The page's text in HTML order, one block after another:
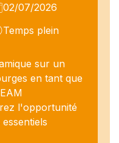
02/07/2026
Temps plein
sur un
en tant que
l'opportunité